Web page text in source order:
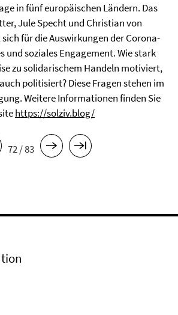
in fünf europäischen Ländern. Das
Jule Specht und Christian von
für die Auswirkungen der Corona-
und soziales Engagement. Wie stark
zu solidarischem Handeln motiviert,
politisiert? Diese Fragen stehen im
Weitere Informationen finden Sie
https://solziv.blog/
72 / 83